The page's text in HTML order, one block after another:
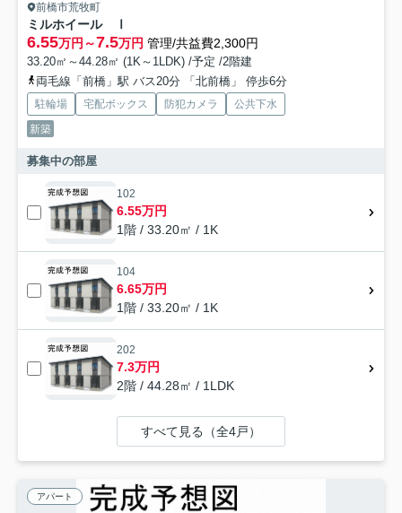
前橋市荒牧町
ミルホイール Ⅰ
6.55万円～7.5万円 管理/共益費2,300円
33.20㎡～44.28㎡ (1K～1LDK) /予定 /2階建
両毛線「前橋」駅 バス20分 「北前橋」 停歩6分
駐輪場 宅配ボックス 防犯カメラ
公共下水
新築
募集中の部屋
102
6.55万円
1階 / 33.20㎡ / 1K
104
6.65万円
1階 / 33.20㎡ / 1K
202
7.3万円
2階 / 44.28㎡ / 1LDK
すべて見る（全4戸）
アパート